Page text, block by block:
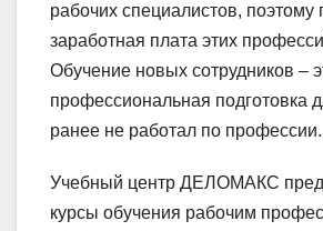
рабочих специалистов, поэтому
заработная плата этих
Обучение новых сотрудников –
профессиональная подготовка
ранее не работал по профессии.
Учебный центр ДЕЛОМАКС
курсы обучения рабочим